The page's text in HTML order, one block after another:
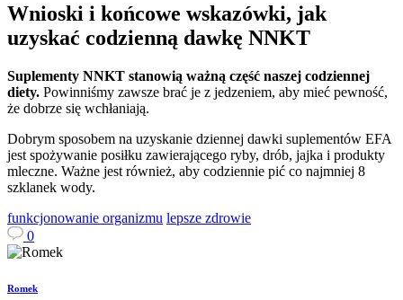
Wnioski i końcowe wskazówki, jak
uzyskać codzienną dawkę NNKT
Suplementy NNKT stanowią ważną część naszej codziennej
diety. Powinniśmy zawsze brać je z jedzeniem, aby mieć pewność,
że dobrze się wchłaniają.
Dobrym sposobem na uzyskanie dziennej dawki suplementów EFA
jest spożywanie posiłku zawierającego ryby, drób, jajka i produkty
mleczne. Ważne jest również, aby codziennie pić co najmniej 8
szklanek wody.
funkcjonowanie organizmu lepsze zdrowie
0
Romek